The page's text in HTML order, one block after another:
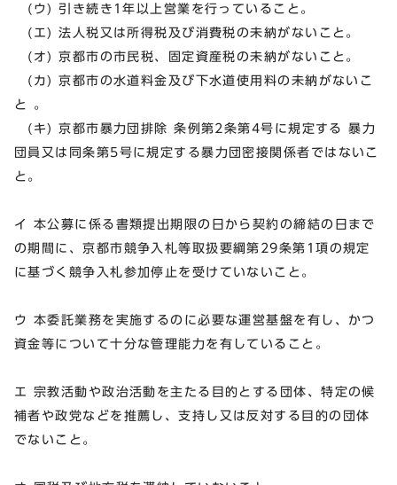
(ウ) 引き続き1年以上営業を行っていること。
(エ) 法人税又は所得税及び消費税の未納がないこと。
(オ) 京都市の市民税、固定資産税の未納がないこと。
(カ) 京都市の水道料金及び下水道使用料の未納がないこ
と 。
(キ) 京都市暴力団排除 条例第2条第4号に規定する 暴力
団員又は同条第5号に規定する暴力団密接関係者ではないこ
と。
イ 本公募に係る書類提出期限の日から契約の締結の日まで
の期間に、京都市競争入札等取扱要綱第29条第1項の規定
に基づく競争入札参加停止を受けていないこと。
ウ 本委託業務を実施するのに必要な運営基盤を有し、かつ
資金等について十分な管理能力を有していること。
エ 宗教活動や政治活動を主たる目的とする団体、特定の候
補者や政党などを推薦し、支持し又は反対する目的の団体
でないこと。